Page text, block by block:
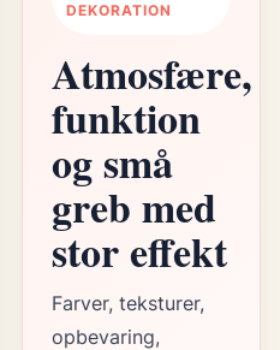
DEKORATION
Atmosfære,
funktion
og små
greb med
stor effekt
Farver, teksturer,
opbevaring,